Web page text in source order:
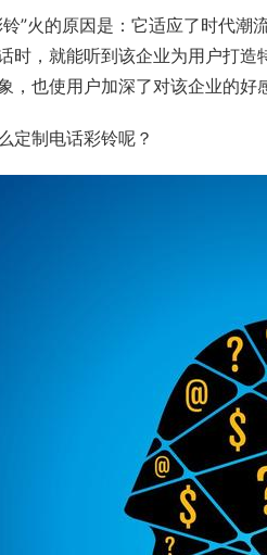
铃”火的原因是：它适应了时代
时，就能听到该企业为用户打
，也使用户加深了对该企业的好
定制电话彩铃呢？